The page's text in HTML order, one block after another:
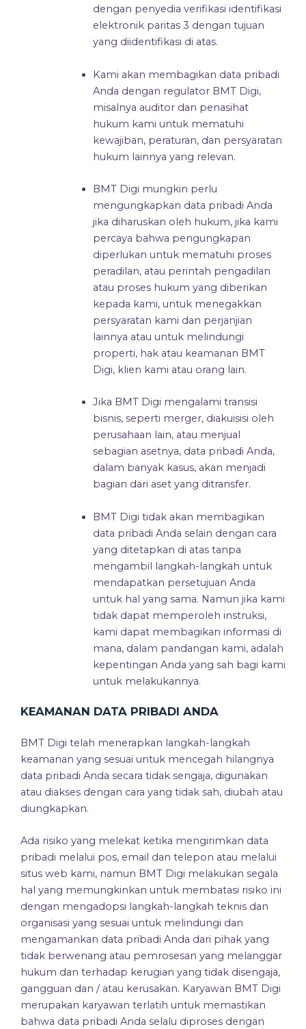
dengan penyedia verifikasi identifikasi
elektronik paritas 3 dengan tujuan
yang diidentifikasi di atas.
Kami akan membagikan data pribadi
Anda dengan regulator BMT Digi,
misalnya auditor dan penasihat
hukum kami untuk mematuhi
kewajiban, peraturan, dan persyaratan
hukum lainnya yang relevan.
BMT Digi mungkin perlu
mengungkapkan data pribadi Anda
jika diharuskan oleh hukum, jika kami
percaya bahwa pengungkapan
diperlukan untuk mematuhi proses
peradilan, atau perintah pengadilan
atau proses hukum yang diberikan
kepada kami, untuk menegakkan
persyaratan kami dan perjanjian
lainnya atau untuk melindungi
properti, hak atau keamanan BMT
Digi, klien kami atau orang lain.
Jika BMT Digi mengalami transisi
bisnis, seperti merger, diakuisisi oleh
perusahaan lain, atau menjual
sebagian asetnya, data pribadi Anda,
dalam banyak kasus, akan menjadi
bagian dari aset yang ditransfer.
BMT Digi tidak akan membagikan
data pribadi Anda selain dengan cara
yang ditetapkan di atas tanpa
mengambil langkah-langkah untuk
mendapatkan persetujuan Anda
untuk hal yang sama. Namun jika kami
tidak dapat memperoleh instruksi,
kami dapat membagikan informasi di
mana, dalam pandangan kami, adalah
kepentingan Anda yang sah bagi kami
untuk melakukannya.
KEAMANAN DATA PRIBADI ANDA
BMT Digi telah menerapkan langkah-langkah
keamanan yang sesuai untuk mencegah hilangnya
data pribadi Anda secara tidak sengaja, digunakan
atau diakses dengan cara yang tidak sah, diubah atau
diungkapkan.
Ada risiko yang melekat ketika mengirimkan data
pribadi melalui pos, email dan telepon atau melalui
situs web kami, namun BMT Digi melakukan segala
hal yang memungkinkan untuk membatasi risiko ini
dengan mengadopsi langkah-langkah teknis dan
organisasi yang sesuai untuk melindungi dan
mengamankan data pribadi Anda dari pihak yang
tidak berwenang atau pemrosesan yang melanggar
hukum dan terhadap kerugian yang tidak disengaja,
gangguan dan / atau kerusakan. Karyawan BMT Digi
merupakan karyawan terlatih untuk memastikan
bahwa data pribadi Anda selalu diproses dengan